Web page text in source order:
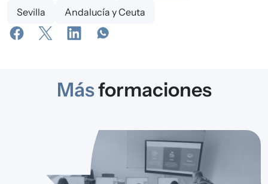
Sevilla
Andalucía y Ceuta
Másformaciones